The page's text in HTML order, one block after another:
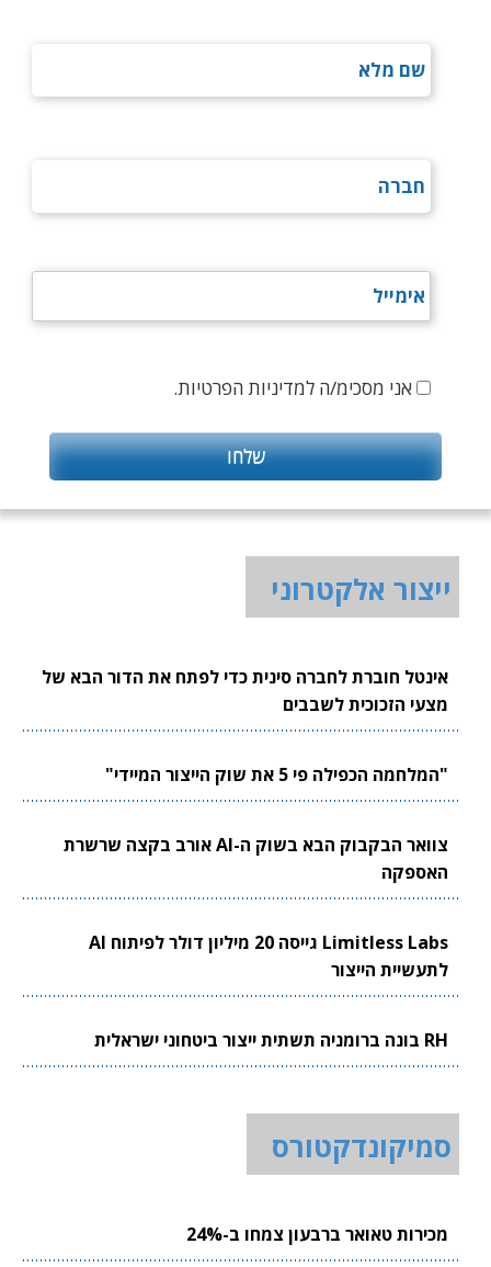
אני מסכימ/ה למדיניות הפרטיות.
ייצור אלקטרוני
אינטל חוברת לחברה סינית כדי לפתח את הדור הבא של
מצעי הזכוכית לשבבים
"המלחמה הכפילה פי 5 את שוק הייצור המיידי"
צוואר הבקבוק הבא בשוק ה-AI אורב בקצה שרשרת
האספקה
Limitless Labs גייסה 20 מיליון דולר לפיתוח AI
לתעשיית הייצור
RH בונה ברומניה תשתית ייצור ביטחוני ישראלית
סמיקונדקטורס
מכירות טאואר ברבעון צמחו ב-24%